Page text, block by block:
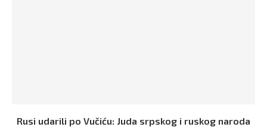
Rusi udarili po Vučiću: Juda srpskog i ruskog naroda